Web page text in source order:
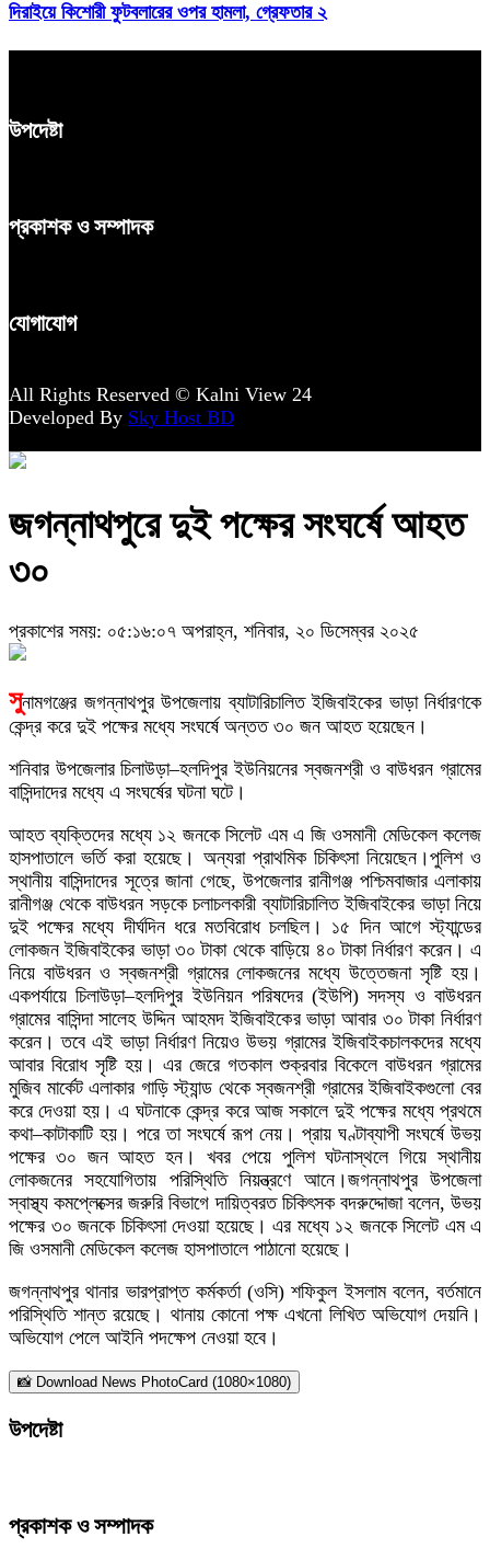
দিরাইয়ে কিশোরী ফুটবলারের ওপর হামলা, গ্রেফতার ২
উপদেষ্টা
প্রকাশক ও সম্পাদক
যোগাযোগ
All Rights Reserved © Kalni View 24
Developed By Sky Host BD
জগন্নাথপুরে দুই পক্ষের সংঘর্ষে আহত
৩০
প্রকাশের সময়: ০৫:১৬:০৭ অপরাহ্ন, শনিবার, ২০ ডিসেম্বর ২০২৫
সুনামগঞ্জের জগন্নাথপুর উপজেলায় ব্যাটারিচালিত ইজিবাইকের ভাড়া নির্ধারণকে
কেন্দ্র করে দুই পক্ষের মধ্যে সংঘর্ষে অন্তত ৩০ জন আহত হয়েছেন।
শনিবার উপজেলার চিলাউড়া–হলদিপুর ইউনিয়নের স্বজনশ্রী ও বাউধরন গ্রামের
বাসিন্দাদের মধ্যে এ সংঘর্ষের ঘটনা ঘটে।
আহত ব্যক্তিদের মধ্যে ১২ জনকে সিলেট এম এ জি ওসমানী মেডিকেল কলেজ
হাসপাতালে ভর্তি করা হয়েছে। অন্যরা প্রাথমিক চিকিৎসা নিয়েছেন।পুলিশ ও
স্থানীয় বাসিন্দাদের সূত্রে জানা গেছে, উপজেলার রানীগঞ্জ পশ্চিমবাজার এলাকায়
রানীগঞ্জ থেকে বাউধরন সড়কে চলাচলকারী ব্যাটারিচালিত ইজিবাইকের ভাড়া নিয়ে
দুই পক্ষের মধ্যে দীর্ঘদিন ধরে মতবিরোধ চলছিল। ১৫ দিন আগে স্ট্যান্ডের
লোকজন ইজিবাইকের ভাড়া ৩০ টাকা থেকে বাড়িয়ে ৪০ টাকা নির্ধারণ করেন। এ
নিয়ে বাউধরন ও স্বজনশ্রী গ্রামের লোকজনের মধ্যে উত্তেজনা সৃষ্টি হয়।
একপর্যায়ে চিলাউড়া–হলদিপুর ইউনিয়ন পরিষদের (ইউপি) সদস্য ও বাউধরন
গ্রামের বাসিন্দা সালেহ উদ্দিন আহমদ ইজিবাইকের ভাড়া আবার ৩০ টাকা নির্ধারণ
করেন। তবে এই ভাড়া নির্ধারণ নিয়েও উভয় গ্রামের ইজিবাইকচালকদের মধ্যে
আবার বিরোধ সৃষ্টি হয়। এর জেরে গতকাল শুক্রবার বিকেলে বাউধরন গ্রামের
মুজিব মার্কেট এলাকার গাড়ি স্ট্যান্ড থেকে স্বজনশ্রী গ্রামের ইজিবাইকগুলো বের
করে দেওয়া হয়। এ ঘটনাকে কেন্দ্র করে আজ সকালে দুই পক্ষের মধ্যে প্রথমে
কথা–কাটাকাটি হয়। পরে তা সংঘর্ষে রূপ নেয়। প্রায় ঘণ্টাব্যাপী সংঘর্ষে উভয়
পক্ষের ৩০ জন আহত হন। খবর পেয়ে পুলিশ ঘটনাস্থলে গিয়ে স্থানীয়
লোকজনের সহযোগিতায় পরিস্থিতি নিয়ন্ত্রণে আনে।জগন্নাথপুর উপজেলা
স্বাস্থ্য কমপ্লেক্সের জরুরি বিভাগে দায়িত্বরত চিকিৎসক বদরুদ্দোজা বলেন, উভয়
পক্ষের ৩০ জনকে চিকিৎসা দেওয়া হয়েছে। এর মধ্যে ১২ জনকে সিলেট এম এ
জি ওসমানী মেডিকেল কলেজ হাসপাতালে পাঠানো হয়েছে।
জগন্নাথপুর থানার ভারপ্রাপ্ত কর্মকর্তা (ওসি) শফিকুল ইসলাম বলেন, বর্তমানে
পরিস্থিতি শান্ত রয়েছে। থানায় কোনো পক্ষ এখনো লিখিত অভিযোগ দেয়নি।
অভিযোগ পেলে আইনি পদক্ষেপ নেওয়া হবে।
📸 Download News PhotoCard (1080×1080)
উপদেষ্টা
প্রকাশক ও সম্পাদক